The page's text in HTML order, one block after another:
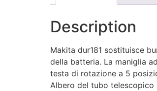
Description
Makita dur181 sostituisce
della batteria. La maniglia
testa di rotazione a 5
Albero del tubo telescopico